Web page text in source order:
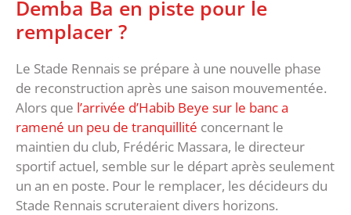
Demba Ba en piste pour le
remplacer ?
Le Stade Rennais se prépare à une nouvelle phase
de reconstruction après une saison mouvementée.
Alors que l’arrivée d’Habib Beye sur le banc a
ramené un peu de tranquillité concernant le
maintien du club, Frédéric Massara, le directeur
sportif actuel, semble sur le départ après seulement
un an en poste. Pour le remplacer, les décideurs du
Stade Rennais scruteraient divers horizons.